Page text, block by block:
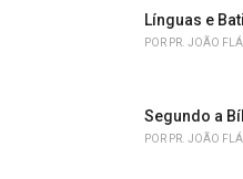
Línguas e
POR PR. JOÃO
Segundo a
POR PR. JOÃO